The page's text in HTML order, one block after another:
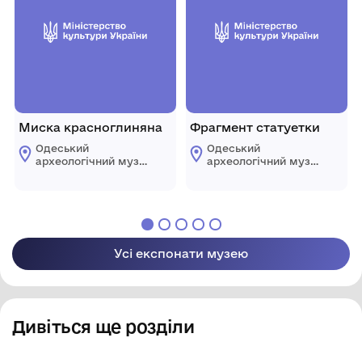
Миска красноглиняна
Одеський
археологічний музей
Фрагмент статуетки
Одеський
археологічний музей
Усі експонати музею
Дивіться ще розділи